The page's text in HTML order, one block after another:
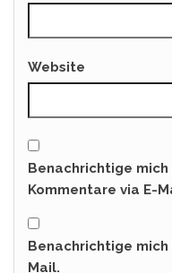
Website
Benachrichtige
Kommentare via E-
Benachrichtige
Mail.